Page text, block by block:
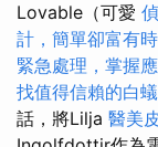
Lovable（可愛
計，簡單卻富有
緊急處理，掌握
找值得信賴的白
話，將Lilja 醫美